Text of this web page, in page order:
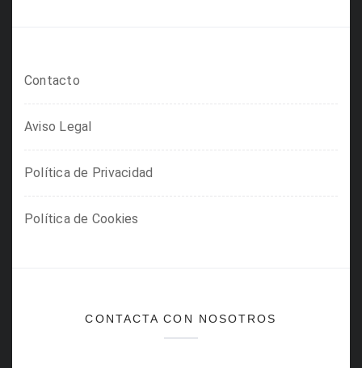
Contacto
Aviso Legal
Política de Privacidad
Política de Cookies
CONTACTA CON NOSOTROS